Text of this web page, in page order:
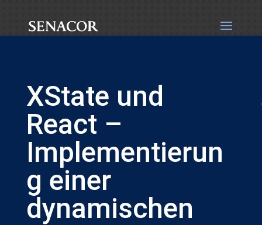
XState und
React –
Implementierun
g einer
dynamischen